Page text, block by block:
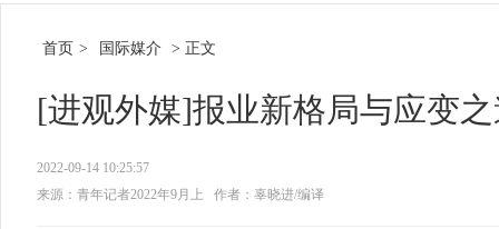
首页 > 国际媒介 > 正文
[进观外媒]报业新格局与应变
2022-09-14 10:25:57
来源：青年记者2022年9月上
作者：辜晓进/编译